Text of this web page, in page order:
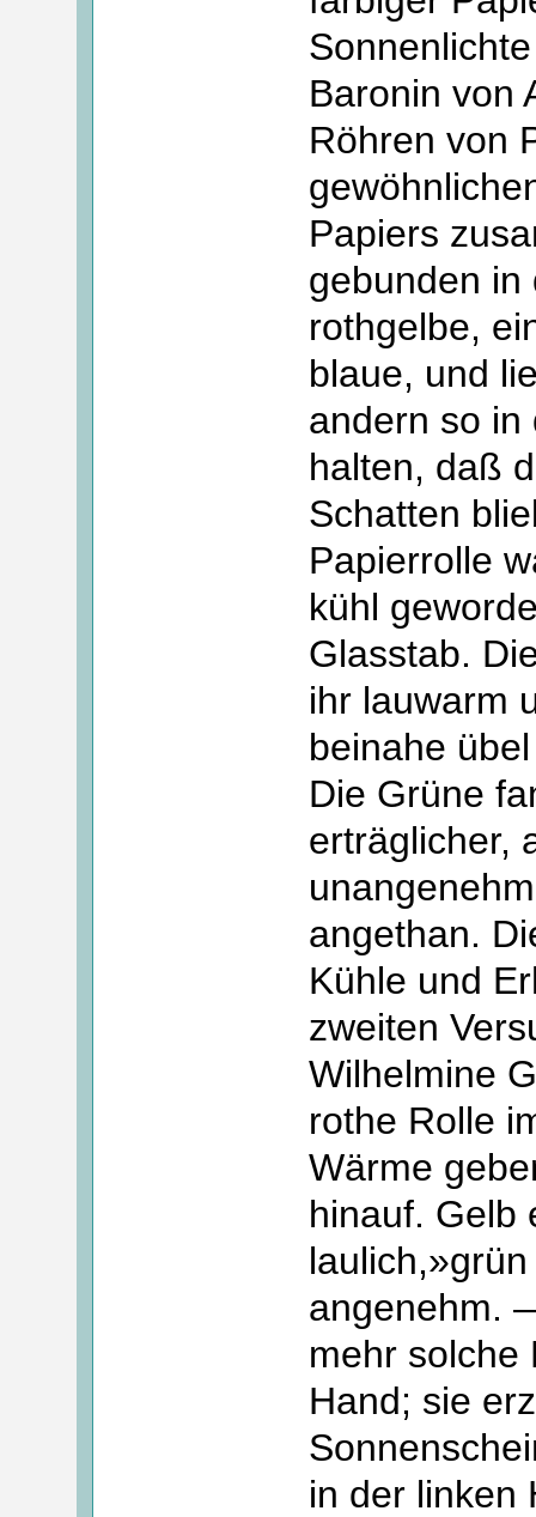
Baronin von
Röhren von
Papiers
gebunden in
rothgelbe,
blaue, und
andern so in
halten, daß
Schatten
Papierrolle
kühl
Glasstab.
ihr lauwarm
beinahe
Die Grüne
erträglicher,
angethan.
Kühle und
zweiten
Wilhelmine
rothe Rolle
Wärme
hinauf. Gelb
angenehm.
mehr solche
Hand; sie
in der linken